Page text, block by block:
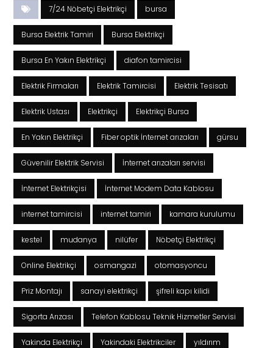
7/24 Nöbetçi Elektrikçi bursa
Bursa Elektrik Tamiri Bursa Elektrikçi
Bursa En Yakın Elektrikçi diafon tamircisi
Elektrik Firmaları Elektrik Tamircisi Elektrik Tesisatı
Elektrik Ustası Elektrikçi Elektrikçi Bursa
En Yakın Elektrikçi Fiber optik İnternet arızaları gürsu
Güvenilir Elektrik Servisi İnternet arızaları servisi
İnternet Elektrikçisi İnternet Modem Data Kablosu
internet tamircisi internet tamiri kamara kurulumu
kestel mudanya nilüfer Nöbetçi Elektrikçi
Online Elektrikçi osmangazi otomasyoncu
Priz Montajı sanayi elektrikçi şifreli kapı kilidi
Sigorta Arızası Telefon Kablosu Teknik Hizmetler Servisi
Yakinda Elektrikçi Yakindaki Elektrikciler yıldırım